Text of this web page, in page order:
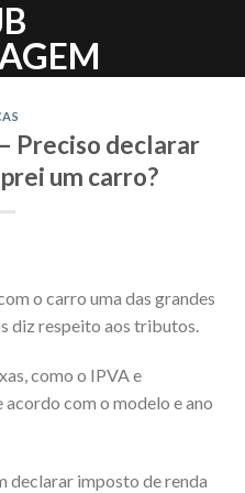
Preciso declarar
um carro?
o carro uma das grandes
diz respeito aos tributos.
como o IPVA e
com o modelo e ano
declarar imposto de renda